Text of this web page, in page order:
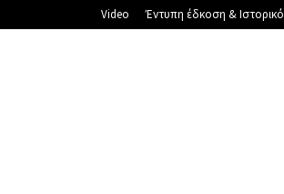
Video Έντυπη έδκοση &